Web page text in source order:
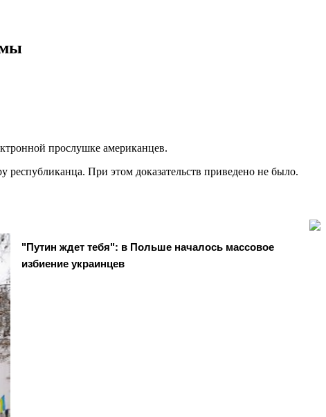
прослушке американцев.
республиканца. При этом доказательств приведено не было.
"Путин ждет тебя": в Польше началось массовое
избиение украинцев